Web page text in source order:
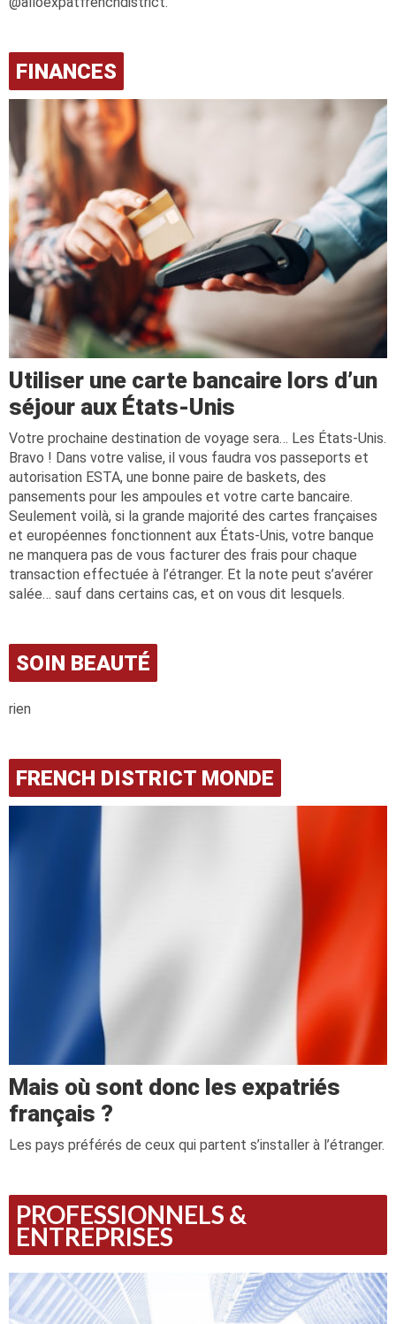
FINANCES
Utiliser une carte bancaire lors d’un
séjour aux États-Unis
Votre prochaine destination de voyage sera… Les États-Unis.
Bravo ! Dans votre valise, il vous faudra vos passeports et
autorisation ESTA, une bonne paire de baskets, des
pansements pour les ampoules et votre carte bancaire.
Seulement voilà, si la grande majorité des cartes françaises
et européennes fonctionnent aux États-Unis, votre banque
ne manquera pas de vous facturer des frais pour chaque
transaction effectuée à l’étranger. Et la note peut s’avérer
salée… sauf dans certains cas, et on vous dit lesquels.
SOIN BEAUTÉ
rien
FRENCH DISTRICT MONDE
Mais où sont donc les expatriés
français ?
Les pays préférés de ceux qui partent s’installer à l’étranger.
PROFESSIONNELS &
ENTREPRISES